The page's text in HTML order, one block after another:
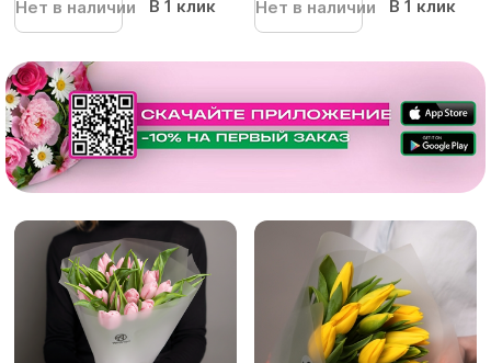
Нет в наличии В 1 клик Нет в наличии В 1 клик